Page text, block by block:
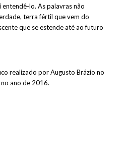
entendê-lo. As palavras não
terra fértil que vem do
que se estende até ao futuro
realizado por Augusto Brázio no
ano de 2016.